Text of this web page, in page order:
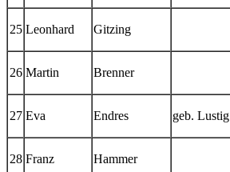
25 Leonhard Gitzing
26 Martin Brenner
27 Eva Endres geb. Lustig
28 Franz Hammer